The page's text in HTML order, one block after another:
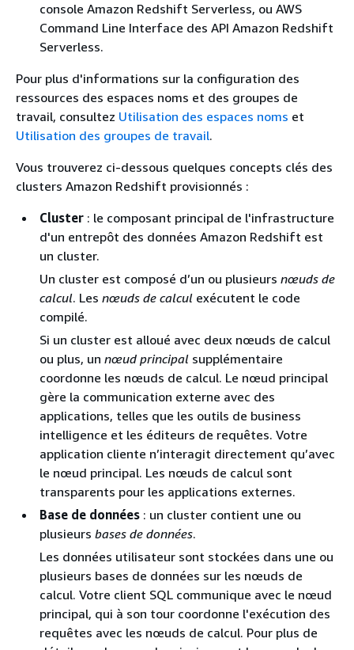
console Amazon Redshift Serverless, ou AWS
Command Line Interface des API Amazon Redshift
Serverless.
Pour plus d'informations sur la configuration des
ressources des espaces noms et des groupes de
travail, consultez Utilisation des espaces noms et
Utilisation des groupes de travail.
Vous trouverez ci-dessous quelques concepts clés des
clusters Amazon Redshift provisionnés :
Cluster : le composant principal de l'infrastructure
d'un entrepôt des données Amazon Redshift est
un cluster.
Un cluster est composé d’un ou plusieurs nœuds de
calcul. Les nœuds de calcul exécutent le code
compilé.
Si un cluster est alloué avec deux nœuds de calcul
ou plus, un nœud principal supplémentaire
coordonne les nœuds de calcul. Le nœud principal
gère la communication externe avec des
applications, telles que les outils de business
intelligence et les éditeurs de requêtes. Votre
application cliente n’interagit directement qu’avec
le nœud principal. Les nœuds de calcul sont
transparents pour les applications externes.
Base de données : un cluster contient une ou
plusieurs bases de données.
Les données utilisateur sont stockées dans une ou
plusieurs bases de données sur les nœuds de
calcul. Votre client SQL communique avec le nœud
principal, qui à son tour coordonne l'exécution des
requêtes avec les nœuds de calcul. Pour plus de